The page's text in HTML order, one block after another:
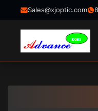
Sales@xjoptic.com